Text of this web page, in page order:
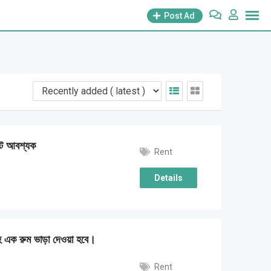
Post Ad
আবশ্যক Rent
Details
এক রুম ভাড়া দেওয়া হবে।
Rent